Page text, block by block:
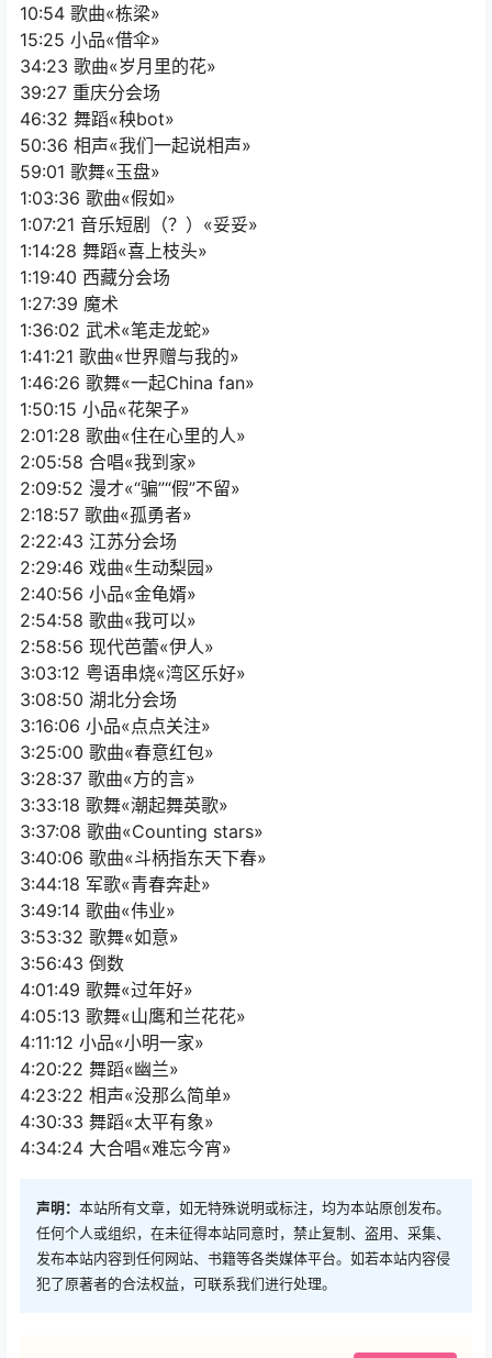
10:54 歌曲«栋梁»
15:25 小品«借伞»
34:23 歌曲«岁月里的花»
39:27 重庆分会场
46:32 舞蹈«秧bot»
50:36 相声«我们一起说相声»
59:01 歌舞«玉盘»
1:03:36 歌曲«假如»
1:07:21 音乐短剧（？）«妥妥»
1:14:28 舞蹈«喜上枝头»
1:19:40 西藏分会场
1:27:39 魔术
1:36:02 武术«笔走龙蛇»
1:41:21 歌曲«世界赠与我的»
1:46:26 歌舞«一起China fan»
1:50:15 小品«花架子»
2:01:28 歌曲«住在心里的人»
2:05:58 合唱«我到家»
2:09:52 漫才«“骗”“假”不留»
2:18:57 歌曲«孤勇者»
2:22:43 江苏分会场
2:29:46 戏曲«生动梨园»
2:40:56 小品«金龟婿»
2:54:58 歌曲«我可以»
2:58:56 现代芭蕾«伊人»
3:03:12 粤语串烧«湾区乐好»
3:08:50 湖北分会场
3:16:06 小品«点点关注»
3:25:00 歌曲«春意红包»
3:28:37 歌曲«方的言»
3:33:18 歌舞«潮起舞英歌»
3:37:08 歌曲«Counting stars»
3:40:06 歌曲«斗柄指东天下春»
3:44:18 军歌«青春奔赴»
3:49:14 歌曲«伟业»
3:53:32 歌舞«如意»
3:56:43 倒数
4:01:49 歌舞«过年好»
4:05:13 歌舞«山鹰和兰花花»
4:11:12 小品«小明一家»
4:20:22 舞蹈«幽兰»
4:23:22 相声«没那么简单»
4:30:33 舞蹈«太平有象»
4:34:24 大合唱«难忘今宵»
声明： 本站所有文章，如无特殊说明或标注，均为本站原创发布。
任何个人或组织，在未征得本站同意时，禁止复制、盗用、采集、
发布本站内容到任何网站、书籍等各类媒体平台。如若本站内容侵
犯了原著者的合法权益，可联系我们进行处理。